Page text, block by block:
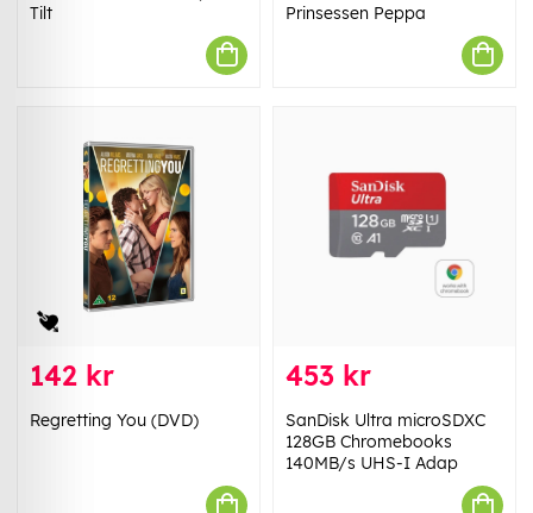
Tilt
Prinsessen Peppa
142 kr
Regretting You (DVD)
453 kr
SanDisk Ultra microSDXC
128GB Chromebooks
140MB/s UHS-I Adap